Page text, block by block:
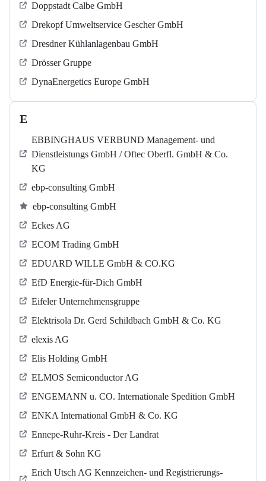
Doppstadt Calbe GmbH
Drekopf Umweltservice Gescher GmbH
Dresdner Kühlanlagenbau GmbH
Drösser Gruppe
DynaEnergetics Europe GmbH
E
EBBINGHAUS VERBUND Management- und
Dienstleistungs GmbH / Oftec Oberfl. GmbH & Co.
KG
ebp-consulting GmbH
ebp-consulting GmbH
Eckes AG
ECOM Trading GmbH
EDUARD WILLE GmbH & CO.KG
EfD Energie-für-Dich GmbH
Eifeler Unternehmensgruppe
Elektrisola Dr. Gerd Schildbach GmbH & Co. KG
elexis AG
Elis Holding GmbH
ELMOS Semiconductor AG
ENGEMANN u. CO. Internationale Spedition GmbH
ENKA International GmbH & Co. KG
Ennepe-Ruhr-Kreis - Der Landrat
Erfurt & Sohn KG
Erich Utsch AG Kennzeichen- und Registrierungs-